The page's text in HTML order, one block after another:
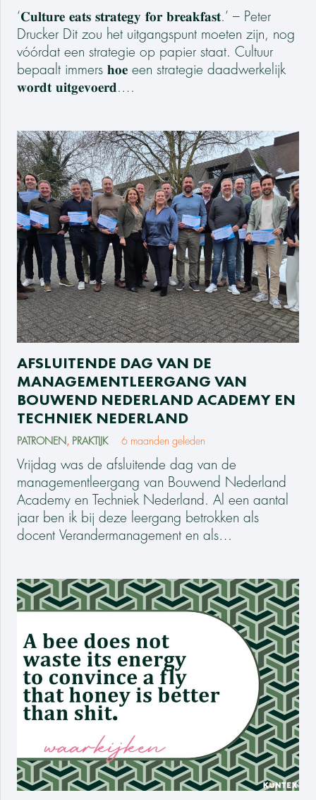
‘𝐂𝐮𝐥𝐭𝐮𝐫𝐞 𝐞𝐚𝐭𝐬 𝐬𝐭𝐫𝐚𝐭𝐞𝐠𝐲 𝐟𝐨𝐫 𝐛𝐫𝐞𝐚𝐤𝐟𝐚𝐬𝐭.’ – Peter
Drucker Dit zou het uitgangspunt moeten zijn, nog
vóórdat een strategie op papier staat. Cultuur
bepaalt immers 𝐡𝐨𝐞 een strategie daadwerkelijk
𝐰𝐨𝐫𝐝𝐭 𝐮𝐢𝐭𝐠𝐞𝐯𝐨𝐞𝐫𝐝.…
AFSLUITENDE DAG VAN DE
MANAGEMENTLEERGANG VAN
BOUWEND NEDERLAND ACADEMY EN
TECHNIEK NEDERLAND
PATRONEN, PRAKTIJK 6 maanden geleden
Vrijdag was de afsluitende dag van de
managementleergang van Bouwend Nederland
Academy en Techniek Nederland. Al een aantal
jaar ben ik bij deze leergang betrokken als
docent Verandermanagement en als…